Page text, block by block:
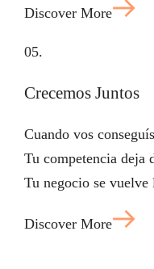
Discover More
05.
Crecemos Juntos
Cuando vos
Tu competencia deja
Tu negocio se
Discover More